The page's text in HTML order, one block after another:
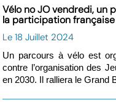
Vélo no JO vendredi, un
la participation française
Le 18 Juillet 2024
Un parcours à vélo est
contre l’organisation des
en 2030. Il ralliera le Grand